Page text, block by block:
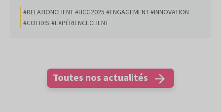
#RELATIONCLIENT #HCG2025 #ENGAGEMENT #INNOVATION
#COFIDIS #EXPÉRIENCECLIENT
Toutes nos actualités